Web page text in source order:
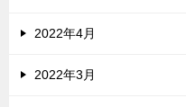
2022年4月
2022年3月